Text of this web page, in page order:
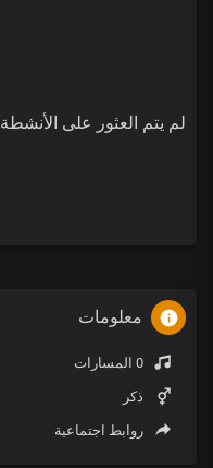
لم يتم العثور على الأنشطة
معلومات
ذكر
روابط اجتماعية